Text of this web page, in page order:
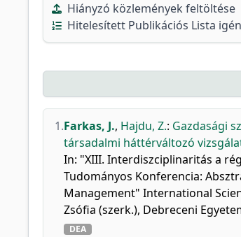
Hiányzó közlemények feltöltése
Hitelesített Publikációs Lista
1.Farkas, J., Hajdu, Z.: Gazdasági
társadalmi háttérváltozó
In: "XIII. Interdiszciplinaritás a
Tudományos Konferencia:
Management" International
Zsófia (szerk.), Debreceni
DEA